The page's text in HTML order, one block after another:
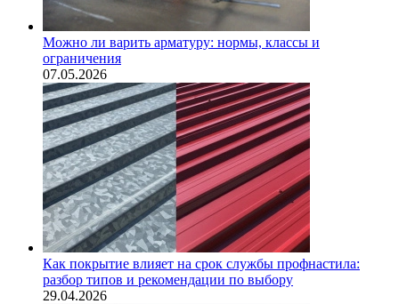
Можно ли варить арматуру: нормы, классы и
ограничения
07.05.2026
Как покрытие влияет на срок службы профнастила:
разбор типов и рекомендации по выбору
29.04.2026